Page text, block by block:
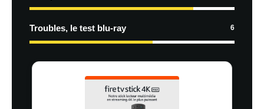
Troubles, le test blu-ray 6